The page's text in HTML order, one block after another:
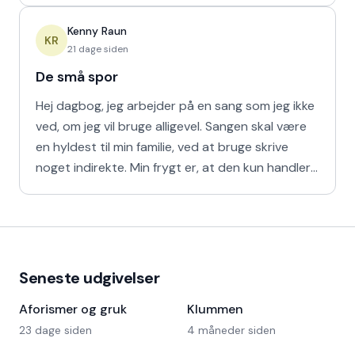
KR
Kenny Raun
21 dage siden
De små spor
Hej dagbog, jeg arbejder på en sang som jeg ikke
ved, om jeg vil bruge alligevel. Sangen skal være
en hyldest til min familie, ved at bruge skrive
noget indirekte. Min frygt er, at den kun handler
Seneste udgivelser
Aforismer og gruk
23 dage siden
Klummen
4 måneder siden